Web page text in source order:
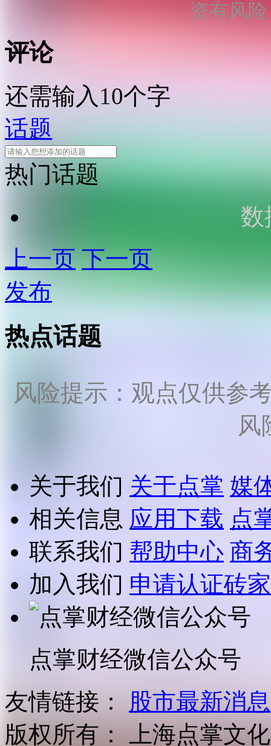
资有风
评论
还需输入10个字
话题
热门话题
数
上一页 下一页
发布
热点话题
风险提示：观点仅供参
风
关于我们 关于点掌 媒
相关信息 应用下载 点
联系我们 帮助中心 商
加入我们 申请认证砖家
点掌财经微信公众号
友情链接：
股市最新消息
版权所有：
上海点掌文